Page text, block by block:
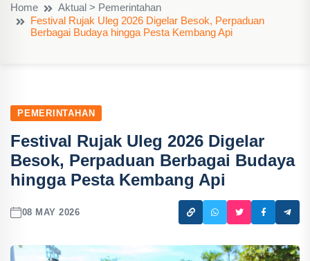
Home
Aktual > Pemerintahan
Festival Rujak Uleg 2026 Digelar Besok, Perpaduan
Berbagai Budaya hingga Pesta Kembang Api
PEMERINTAHAN
Festival Rujak Uleg 2026 Digelar
Besok, Perpaduan Berbagai Budaya
hingga Pesta Kembang Api
08 MAY 2026